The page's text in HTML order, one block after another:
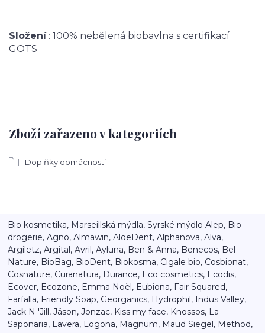
Složení: 100% nebělená biobavlna s certifikací
GOTS
Zboží zařazeno v kategoriích
Doplňky domácnosti
Bio kosmetika, Marseillská mýdla, Syrské mýdlo Alep, Bio
drogerie, Agno, Almawin, AloeDent, Alphanova, Alva,
Argiletz, Argital, Avril, Ayluna, Ben & Anna, Benecos, Bel
Nature, BioBag, BioDent, Biokosma, Cigale bio, Cosbionat,
Cosnature, Curanatura, Durance, Eco cosmetics, Ecodis,
Ecover, Ecozone, Emma Noël, Eubiona, Fair Squared,
Farfalla, Friendly Soap, Georganics, Hydrophil, Indus Valley,
Jack N 'Jill, Jäson, Jonzac, Kiss my face, Knossos, La
Saponaria, Lavera, Logona, Magnum, Maud Siegel, Method,